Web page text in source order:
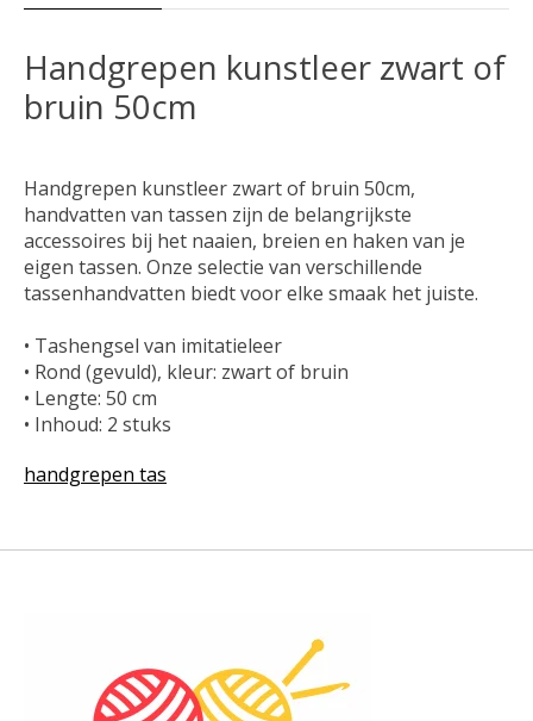
Handgrepen kunstleer zwart of
bruin 50cm
Handgrepen kunstleer zwart of bruin 50cm,
handvatten van tassen zijn de belangrijkste
accessoires bij het naaien, breien en haken van je
eigen tassen. Onze selectie van verschillende
tassenhandvatten biedt voor elke smaak het juiste.
• Tashengsel van imitatieleer
• Rond (gevuld), kleur: zwart of bruin
• Lengte: 50 cm
• Inhoud: 2 stuks
handgrepen tas